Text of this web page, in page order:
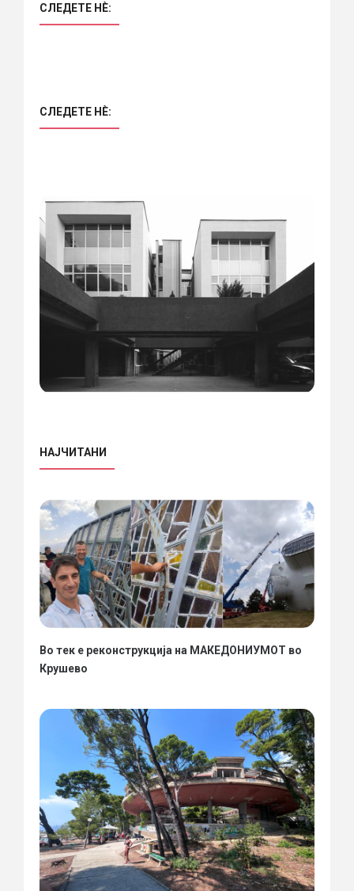
СЛЕДЕТЕ НÈ:
СЛЕДЕТЕ НÈ:
НАЈЧИТАНИ
Во тек е реконструкција на МАКЕДОНИУМОТ во
Крушево